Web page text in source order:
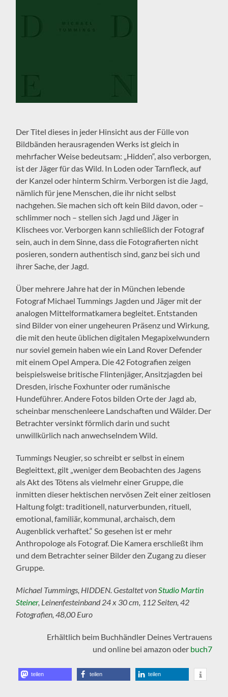
Der Titel dieses in jeder Hinsicht aus der Fülle von
Bildbänden herausragenden Werks ist gleich in
mehrfacher Weise bedeutsam: „Hidden“, also verborgen,
ist der Jäger für das Wild. In Loden oder Tarnfleck, auf
der Kanzel oder hinterm Schirm. Verborgen ist die Jagd,
nämlich für jene Menschen, die ihr nicht selbst
nachgehen. Sie machen sich oft kein Bild davon, oder –
schlimmer noch – stellen sich Jagd und Jäger in
Klischees vor. Verborgen kann schließlich der Fotograf
sein, auch in dem Sinne, dass die Fotografierten nicht
posieren, sondern authentisch sind, ganz bei sich und
ihrer Sache, der Jagd.
Über mehrere Jahre hat der in München lebende
Fotograf Michael Tummings Jagden und Jäger mit der
analogen Mittelformatkamera begleitet. Entstanden
sind Bilder von einer ungeheuren Präsenz und Wirkung,
die mit den heute üblichen digitalen Megapixelwundern
nur soviel gemein haben wie ein Land Rover Defender
mit einem Opel Ampera. Die 42 Fotografien zeigen
beispielsweise britische Flintenjäger, Ansitzjagden bei
Dresden, irische Foxhunter oder rumänische
Hundeführer. Andere Fotos bilden Orte der Jagd ab,
scheinbar menschenleere Landschaften und Wälder. Der
Betrachter versinkt förmlich darin und sucht
unwillkürlich nach anwechselndem Wild.
Tummings Neugier, so schreibt er selbst in einem
Begleittext, gilt „weniger dem Beobachten des Jagens
als Akt des Tötens als vielmehr einer Gruppe, die
inmitten dieser hektischen nervösen Zeit einer zeitlosen
Haltung folgt: traditionell, naturverbunden, rituell,
emotional, familiär, kommunal, archaisch, dem
Augenblick verhaftet.“ So gesehen ist er mehr
Anthropologe als Fotograf. Die Kamera erschließt ihm
und dem Betrachter seiner Bilder den Zugang zu dieser
Gruppe.
Michael Tummings, HIDDEN. Gestaltet von Studio Martin
Steiner, Leinenfesteinband 24 x 30 cm, 112 Seiten, 42
Fotografien, 48,00 Euro
Erhältlich beim Buchhändler Deines Vertrauens
und online bei amazon oder buch7
teilen teilen teilen